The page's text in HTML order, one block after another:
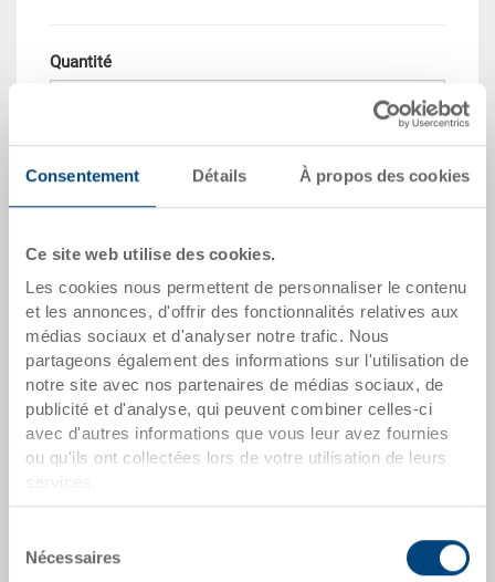
Consentement Détails À propos des cookies
Ce site web utilise des cookies.
Les cookies nous permettent de personnaliser le contenu
et les annonces, d'offrir des fonctionnalités relatives aux
médias sociaux et d'analyser notre trafic. Nous
partageons également des informations sur l'utilisation de
notre site avec nos partenaires de médias sociaux, de
publicité et d'analyse, qui peuvent combiner celles-ci
avec d'autres informations que vous leur avez fournies
ou qu'ils ont collectées lors de votre utilisation de leurs
Nécessaires
Quantité
Quantité de commande minimale: 250 unités
Quantité échelonnée
Dès 250 pièces CHF 25.45
Quantités échelonnées correspondent aux unités
d’emballage.
dates de l'article
600 x 400 x 220 mm